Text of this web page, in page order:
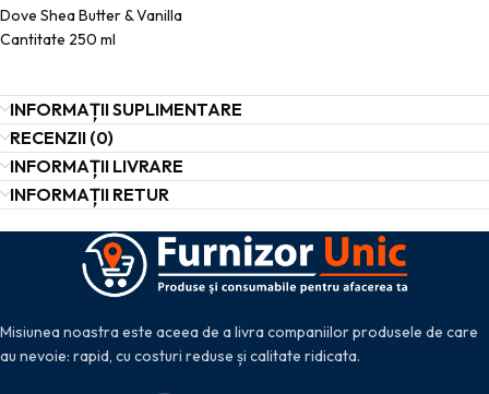
Dove Shea Butter & Vanilla
Cantitate 250 ml
INFORMAȚII SUPLIMENTARE
RECENZII (0)
INFORMAȚII LIVRARE
INFORMAȚII RETUR
Misiunea noastra este aceea de a livra companiilor produsele de care
au nevoie: rapid, cu costuri reduse și calitate ridicata.